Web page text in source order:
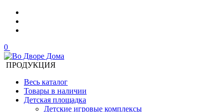
0
ПРОДУКЦИЯ
Весь каталог
Товары в наличии
Детская площадка
Детские игровые комплексы